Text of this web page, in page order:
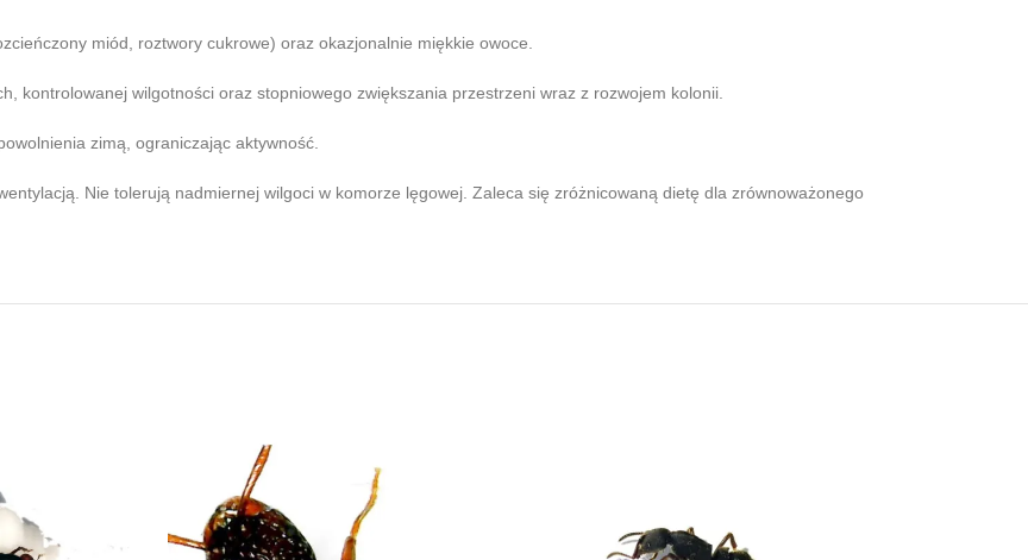
miód, roztwory cukrowe) oraz okazjonalnie miękkie owoce.
kontrolowanej wilgotności oraz stopniowego zwiększania przestrzeni wraz z rozwojem kolonii.
zimą, ograniczając aktywność.
Nie tolerują nadmiernej wilgoci w komorze lęgowej. Zaleca się zróżnicowaną dietę dla zrównoważonego